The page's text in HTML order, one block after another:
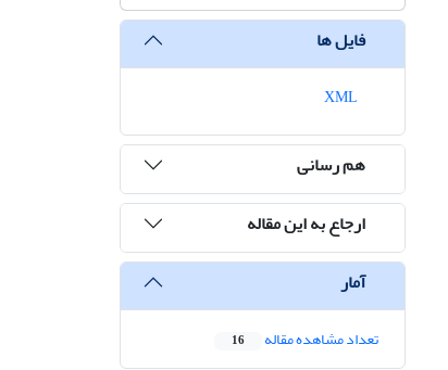
فایل ها
هم رسانی
ارجاع به این مقاله
آمار
تعداد مشاهده مقاله 16